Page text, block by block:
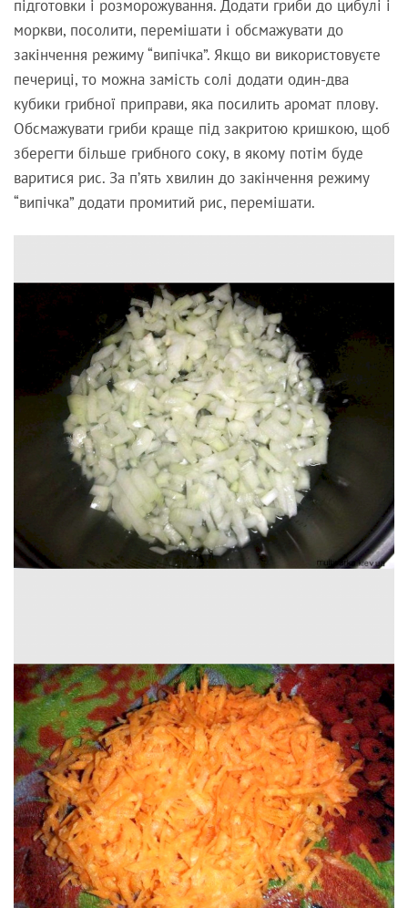
підготовки і розморожування. Додати гриби до цибулі і
моркви, посолити, перемішати і обсмажувати до
закінчення режиму “випічка”. Якщо ви використовуєте
печериці, то можна замість солі додати один-два
кубики грибної приправи, яка посилить аромат плову.
Обсмажувати гриби краще під закритою кришкою, щоб
зберегти більше грибного соку, в якому потім буде
варитися рис. За п’ять хвилин до закінчення режиму
“випічка” додати промитий рис, перемішати.